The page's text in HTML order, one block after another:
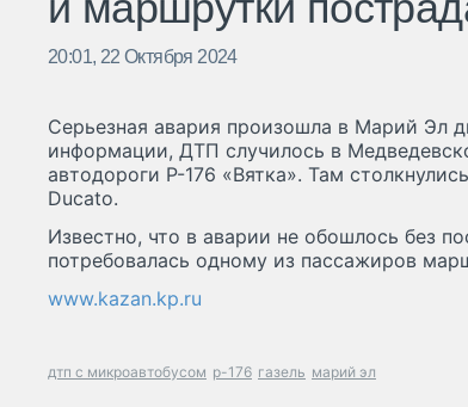
20:01, 22 Октября 2024
Серьезная авария произошла в Марий Эл
информации, ДТП случилось в
автодороги Р-176 «Вятка». Там
Ducato.
Известно, что в аварии не обошлось без
потребовалась одному из пассажиров
www.kazan.kp.ru
дтп с микроавтобусом р-176 газель марий эл